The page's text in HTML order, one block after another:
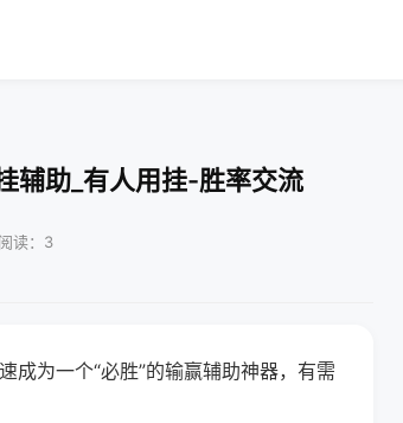
辅助_有人用挂-胜率交流
读：3
成为一个“必胜”的输赢辅助神器，有需